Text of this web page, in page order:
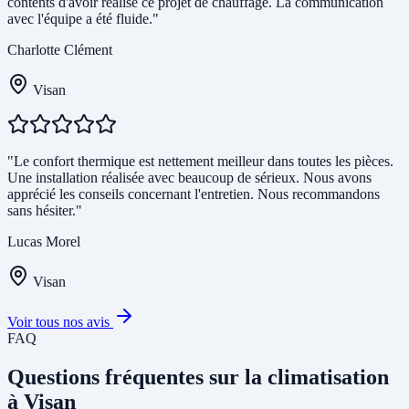
avec l'équipe a été fluide."
Charlotte Clément
Visan
"Le confort thermique est nettement meilleur dans toutes les pièces.
Une installation réalisée avec beaucoup de sérieux. Nous avons
apprécié les conseils concernant l'entretien. Nous recommandons
sans hésiter."
Lucas Morel
Visan
Voir tous nos avis
FAQ
Questions fréquentes sur la climatisation
à Visan